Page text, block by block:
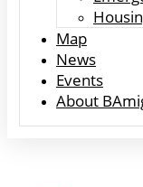
Map
News
Events
About